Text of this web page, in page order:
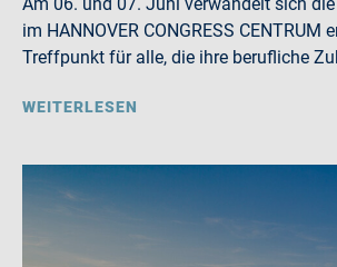
im HANNOVER CONGRESS CENTRUM
Treffpunkt für alle, die ihre berufliche
WEITERLESEN